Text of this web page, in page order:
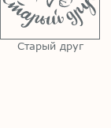
Старый друг